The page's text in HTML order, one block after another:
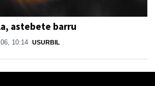
astebete barru
10:14 USURBIL